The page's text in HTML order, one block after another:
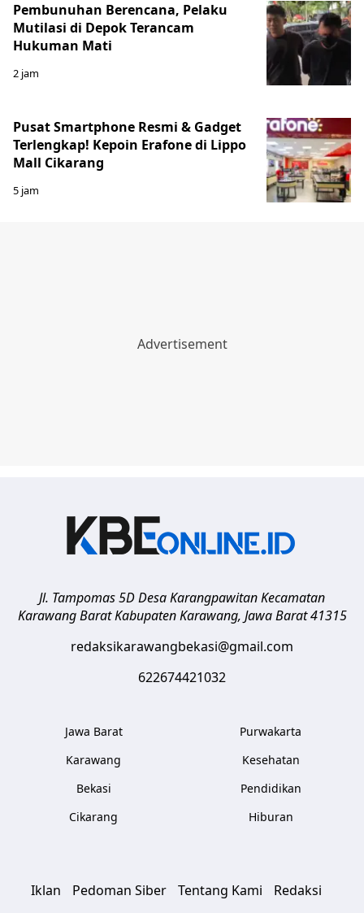
Pembunuhan Berencana, Pelaku
Mutilasi di Depok Terancam
Hukuman Mati
2 jam
Pusat Smartphone Resmi & Gadget
Terlengkap! Kepoin Erafone di Lippo
Mall Cikarang
5 jam
Jl. Tampomas 5D Desa Karangpawitan Kecamatan
Karawang Barat Kabupaten Karawang, Jawa Barat 41315
redaksikarawangbekasi@gmail.com
622674421032
Jawa Barat
Karawang
Bekasi
Cikarang
Purwakarta
Kesehatan
Pendidikan
Hiburan
Iklan Pedoman Siber Tentang Kami Redaksi